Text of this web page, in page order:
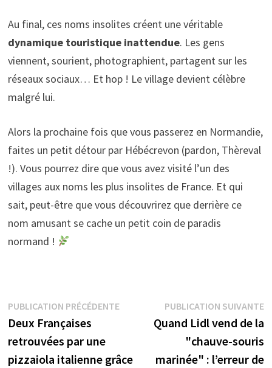
Au final, ces noms insolites créent une véritable
dynamique touristique inattendue. Les gens
viennent, sourient, photographient, partagent sur les
réseaux sociaux… Et hop ! Le village devient célèbre
malgré lui.
Alors la prochaine fois que vous passerez en Normandie,
faites un petit détour par Hébécrevon (pardon, Thèreval
!). Vous pourrez dire que vous avez visité l’un des
villages aux noms les plus insolites de France. Et qui
sait, peut-être que vous découvrirez que derrière ce
nom amusant se cache un petit coin de paradis
normand !
Navigation
de
l’article
PUBLICATION PRÉCÉDENTEPublication
précédente :
Deux Françaises
retrouvées par une
pizzaiola italienne grâce
PUBLICATION SUIVANTE
Quand Lidl vend de la
"chauve-souris
marinée" : l’erreur de